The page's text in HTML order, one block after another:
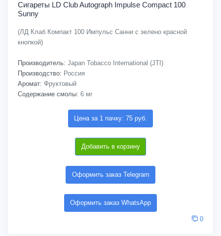
Сигареты LD Club Autograph Impulse Compact 100
Sunny
(ЛД Клаб Компакт 100 Импульс Санни с зелено красной
кнопкой)
Производитель: Japan Tobacco International (JTI)
Производство: Россия
Аромат: Фруктовый
Содержание смолы: 6 мг
Цена за 1 пачку: 75 руб.
Добавить в корзину
Оформить заказ Telegram
Оформить заказ WhatsApp
0